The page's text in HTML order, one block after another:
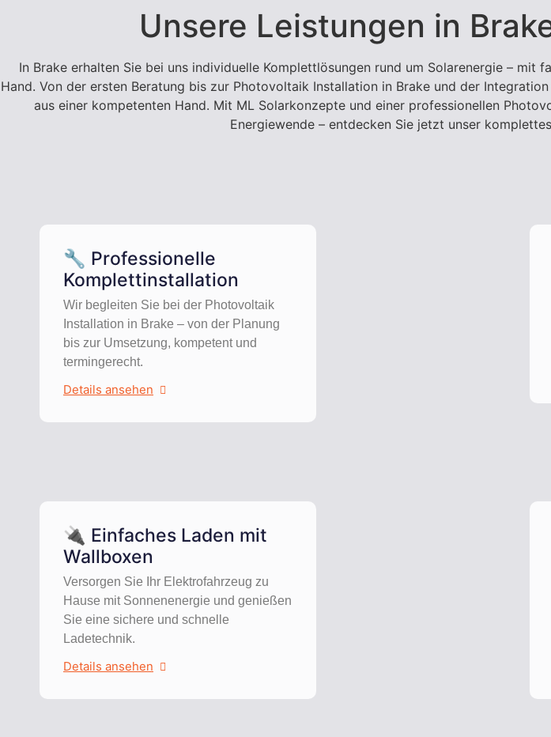
Unsere Leistungen in
In Brake erhalten Sie bei uns individuelle Komplettlösungen rund um Solarenergie – mit
Hand. Von der ersten Beratung bis zur Photovoltaik Installation in Brake und der
aus einer kompetenten Hand. Mit ML Solarkonzepte und einer professionellen
Energiewende – entdecken Sie jetzt unser
🔧 Professionelle
Komplettinstallation
Wir begleiten Sie bei der Photovoltaik
Installation in Brake – von der Planung
bis zur Umsetzung, kompetent und
termingerecht.
Details ansehen
🔌 Einfaches Laden mit
Wallboxen
Versorgen Sie Ihr Elektrofahrzeug zu
Hause mit Sonnenenergie und genießen
Sie eine sichere und schnelle
Ladetechnik.
Details ansehen